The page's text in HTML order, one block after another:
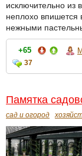
исключительно из
неплохо впишется
нежными
+65
37
Памятка
сад и огород